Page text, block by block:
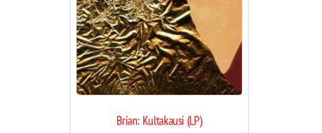
Brian: Kultakausi (LP)